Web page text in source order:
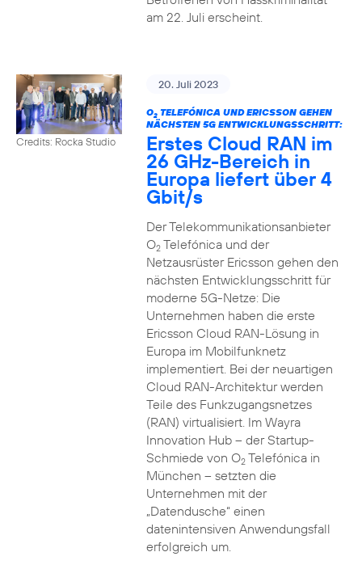
am 22. Juli erscheint.
Credits: Rocka Studio
20. Juli 2023
O2TELEFÓNICA UND ERICSSON GEHEN
NÄCHSTEN 5G ENTWICKLUNGSSCHRITT:
Erstes Cloud RAN im
26 GHz-Bereich in
Europa liefert über 4
Gbit/s
Der Telekommunikationsanbieter
O2Telefónica und der
Netzausrüster Ericsson gehen den
nächsten Entwicklungsschritt für
moderne 5G-Netze: Die
Unternehmen haben die erste
Ericsson Cloud RAN-Lösung in
Europa im Mobilfunknetz
implementiert. Bei der neuartigen
Cloud RAN-Architektur werden
Teile des Funkzugangsnetzes
(RAN) virtualisiert. Im Wayra
Innovation Hub – der Startup-
Schmiede von O2Telefónica in
München – setzten die
Unternehmen mit der
„Datendusche“ einen
datenintensiven Anwendungsfall
erfolgreich um.